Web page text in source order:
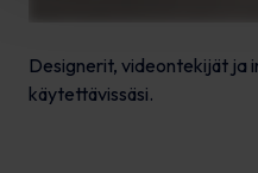
Designerit, videontekijät ja
käytettävissäsi.